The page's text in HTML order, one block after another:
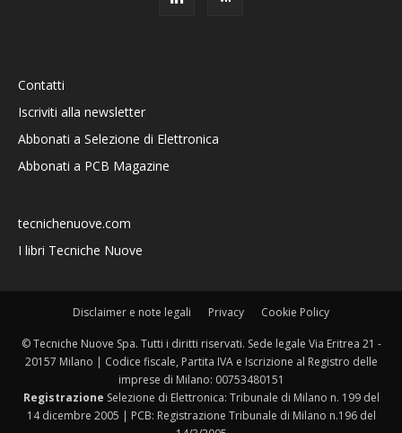
Contatti
Iscriviti alla newsletter
Abbonati a Selezione di Elettronica
Abbonati a PCB Magazine
tecnichenuove.com
I libri Tecniche Nuove
Disclaimer e note legali Privacy Cookie Policy
© Tecniche Nuove Spa. Tutti i diritti riservati. Sede legale Via Eritrea 21 -
20157 Milano | Codice fiscale, Partita IVA e Iscrizione al Registro delle
imprese di Milano: 00753480151
Registrazione Selezione di Elettronica: Tribunale di Milano n. 199 del
14 dicembre 2005 | PCB: Registrazione Tribunale di Milano n.196 del